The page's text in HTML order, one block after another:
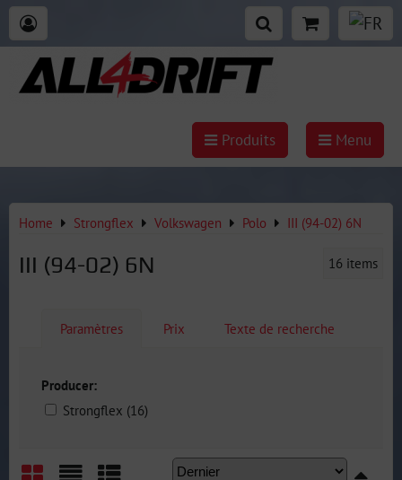
Produits Menu
Home Strongflex Volkswagen Polo III (94-02) 6N
III (94-02) 6N 16 items
Paramètres Prix Texte de recherche
Producer:
Strongflex (16)